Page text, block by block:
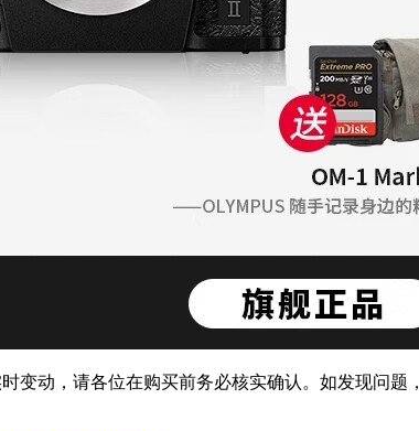
动，请各位在购买前务必核实确认。如发现问题